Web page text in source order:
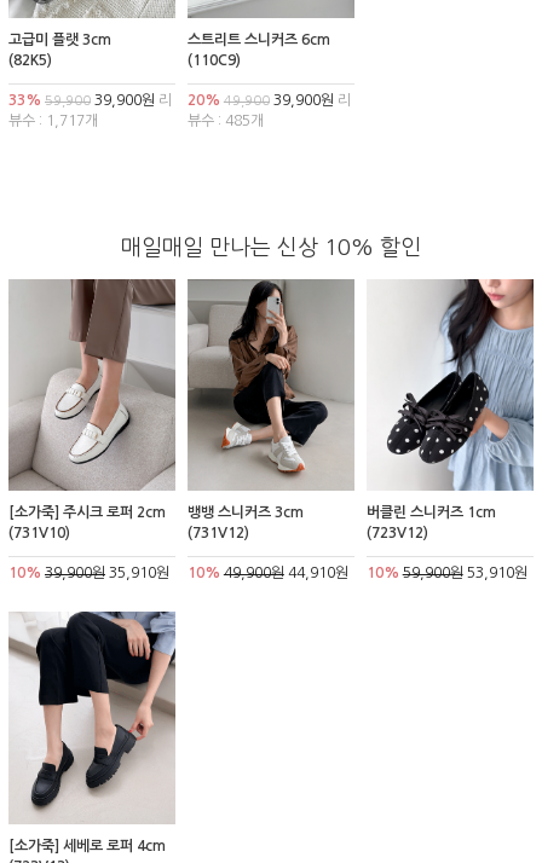
고급미 플랫 3cm
(82K5)
33% 59,900 39,900원 리
뷰수 : 1,717개
스트리트 스니커즈 6cm
(110C9)
20% 49,90039,900원 리
뷰수 : 485개
매일매일 만나는 신상 10% 할인
[소가죽] 주시크 로퍼 2cm
(731V10)
10% 39,900원 35,910원
뱅뱅 스니커즈 3cm
(731V12)
10% 49,900원44,910원
버클린 스니커즈 1cm
(723V12)
10% 59,900원53,910원
[소가죽] 세베로 로퍼 4cm